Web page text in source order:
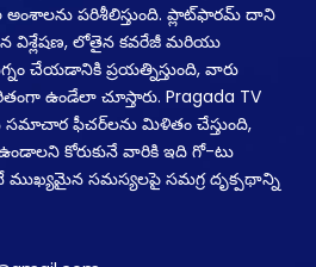
పరిశీలిస్తుంది. ప్లాట్‌ఫారమ్ దాని
విశ్లేషణ, లోతైన కవరేజీ మరియు
చేయడానికి ప్రయత్నిస్తుంది, వారు
ఉండేలా చూస్తారు. Pragada TV
ఫీచర్‌లను మిళితం చేస్తుంది,
కోరుకునే వారికి ఇది గో-టు
ముఖ్యమైన సమస్యలపై సమగ్ర దృక్పథాన్ని